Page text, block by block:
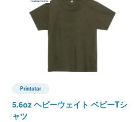
Printstar
Printstar(プリントスター)
5.6oz ヘビーウェイト ベビーTシ
ャツ